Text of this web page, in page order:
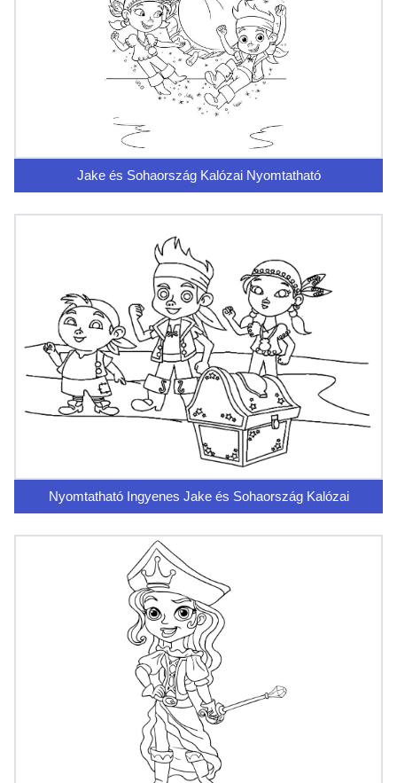
Jake és Sohaország Kalózai Nyomtatható
Nyomtatható Ingyenes Jake és Sohaország Kalózai